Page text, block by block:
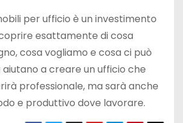
per ufficio è un investimento
esattamente di cosa
cosa vogliamo e cosa ci può
a creare un ufficio che
professionale, ma sarà anche
e produttivo dove lavorare.